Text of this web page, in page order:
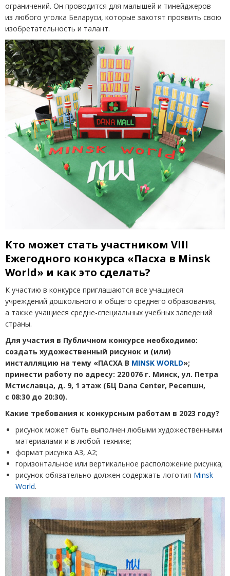
ограничений. Он проводится для малышей и тинейджеров
из любого уголка Беларуси, которые захотят проявить свою
изобретательность и талант.
Кто может стать участником VIII
Ежегодного конкурса «Пасха в Minsk
World» и как это сделать?
К участию в конкурсе приглашаются все учащиеся
учреждений дошкольного и общего среднего образования,
а также учащиеся средне-специальных учебных заведений
страны.
Для участия в Публичном конкурсе необходимо:
создать художественный рисунок и (или)
инсталляцию на тему «ПАСХА В MINSK WORLD»;
принести работу по адресу: 220 076 г. Минск, ул. Петра
Мстиславца, д. 9, 1 этаж (БЦ Dana Center, Ресепшн,
с 08:30 до 20:30).
Какие требования к конкурсным работам в 2023 году?
рисунок может быть выполнен любыми художественными
материалами и в любой технике;
формат рисунка А3, А2;
горизонтальное или вертикальное расположение рисунка;
рисунок обязательно должен содержать логотип Minsk
World.